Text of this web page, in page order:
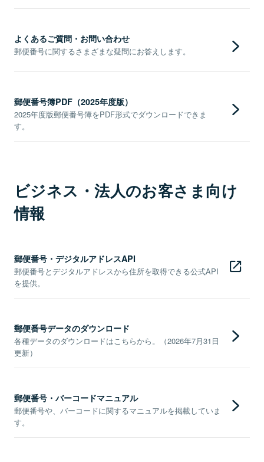
よくあるご質問・お問い合わせ
郵便番号に関するさまざまな疑問にお答えします。
郵便番号簿PDF（2025年度版）
2025年度版郵便番号簿をPDF形式でダウンロードできま
す。
ビジネス・法人のお客さま向け
情報
郵便番号・デジタルアドレスAPI
郵便番号とデジタルアドレスから住所を取得できる公式API
を提供。
郵便番号データのダウンロード
各種データのダウンロードはこちらから。（2026年7月31日
更新）
郵便番号・バーコードマニュアル
郵便番号や、バーコードに関するマニュアルを掲載していま
す。